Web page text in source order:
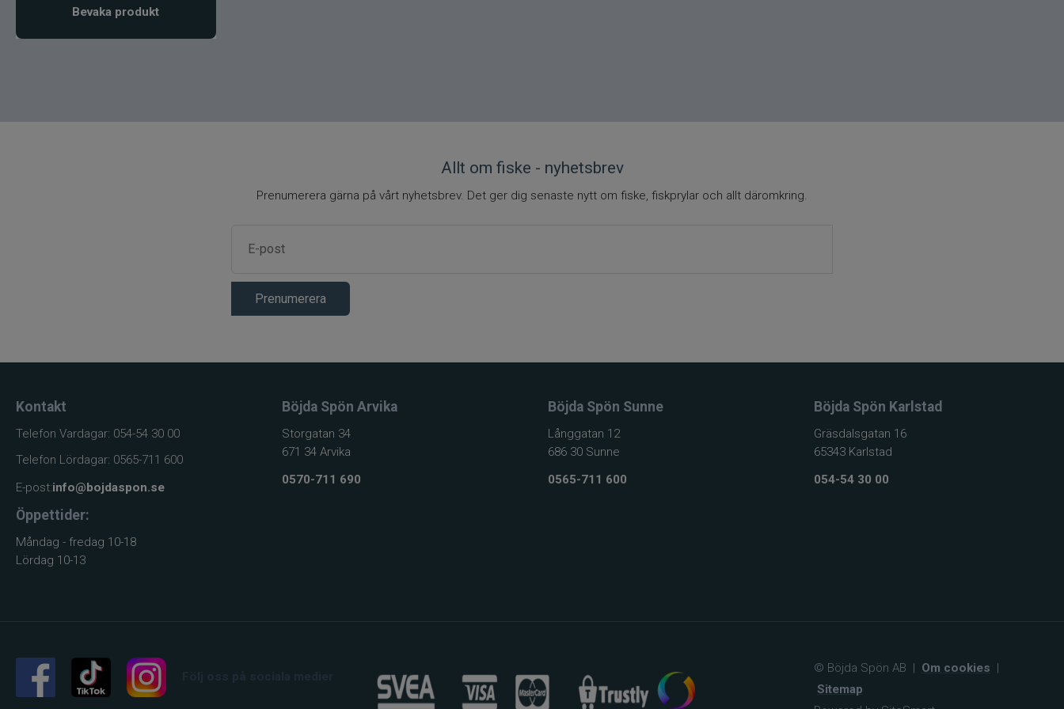
Bevaka produkt
Allt om fiske - nyhetsbrev
Prenumerera gärna på vårt nyhetsbrev. Det ger dig senaste nytt om fiske, fiskprylar och allt däromkring.
Prenumerera
Kontakt
Telefon Vardagar: 054-54 30 00
Telefon Lördagar: 0565-711 600
E-post:info@bojdaspon.se
Öppettider:
Måndag - fredag 10-18
Lördag 10-13
Böjda Spön Arvika
Storgatan 34
671 34 Arvika
0570-711 690
Böjda Spön Sunne
Långgatan 12
686 30 Sunne
0565-711 600
Böjda Spön Karlstad
Gräsdalsgatan 16
65343 Karlstad
054-54 30 00
© Böjda Spön AB | Om cookies |
Sitemap